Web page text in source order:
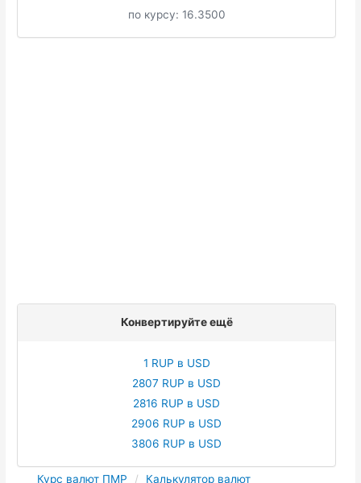
по курсу: 16.3500
Конвертируйте ещё
1 RUP в USD
2807 RUP в USD
2816 RUP в USD
2906 RUP в USD
3806 RUP в USD
Курс валют ПМР
Калькулятор валют